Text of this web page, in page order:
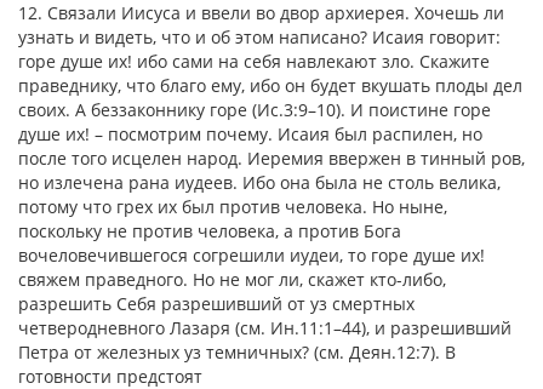
12. Связали Иисуса и ввели во двор архиерея. Хочешь ли
узнать и видеть, что и об этом написано? Исаия говорит:
горе душе их! ибо сами на себя навлекают зло. Скажите
праведнику, что благо ему, ибо он будет вкушать плоды дел
своих. А беззаконнику горе (Ис.3:9–10). И поистине горе
душе их! – посмотрим почему. Исаия был распилен, но
после того исцелен народ. Иеремия ввержен в тинный ров,
но излечена рана иудеев. Ибо она была не столь велика,
потому что грех их был против человека. Но ныне,
поскольку не против человека, а против Бога
вочеловечившегося согрешили иудеи, то горе душе их!
свяжем праведного. Но не мог ли, скажет кто-либо,
разрешить Себя разрешивший от уз смертных
четверодневного Лазаря (см. Ин.11:1–44), и разрешивший
Петра от железных уз темничных? (см. Деян.12:7). В
готовности предстоят